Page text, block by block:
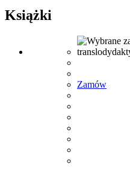
Książki
Zamów